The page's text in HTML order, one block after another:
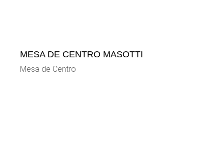
MESA DE CENTRO MASOTTI
Mesa de Centro